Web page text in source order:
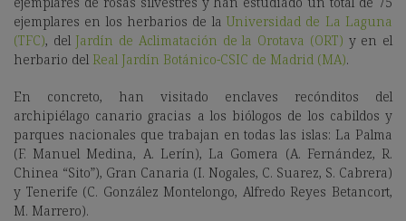
ejemplares en los herbarios de la Universidad de La Laguna
(TFC), del Jardín de Aclimatación de la Orotava (ORT) y en el
herbario del Real Jardín Botánico-CSIC de Madrid (MA).
En concreto, han visitado enclaves recónditos del
archipiélago canario gracias a los biólogos de los cabildos y
parques nacionales que trabajan en todas las islas: La Palma
(F. Manuel Medina, A. Lerín), La Gomera (A. Fernández, R.
Chinea “Sito”), Gran Canaria (I. Nogales, C. Suarez, S. Cabrera)
y Tenerife (C. González Montelongo, Alfredo Reyes Betancort,
M. Marrero).